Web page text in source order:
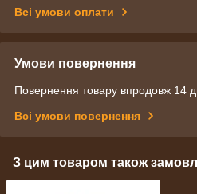
Всі умови оплати
Умови повернення
Повернення товару впродовж 14
Всі умови повернення
З цим товаром також